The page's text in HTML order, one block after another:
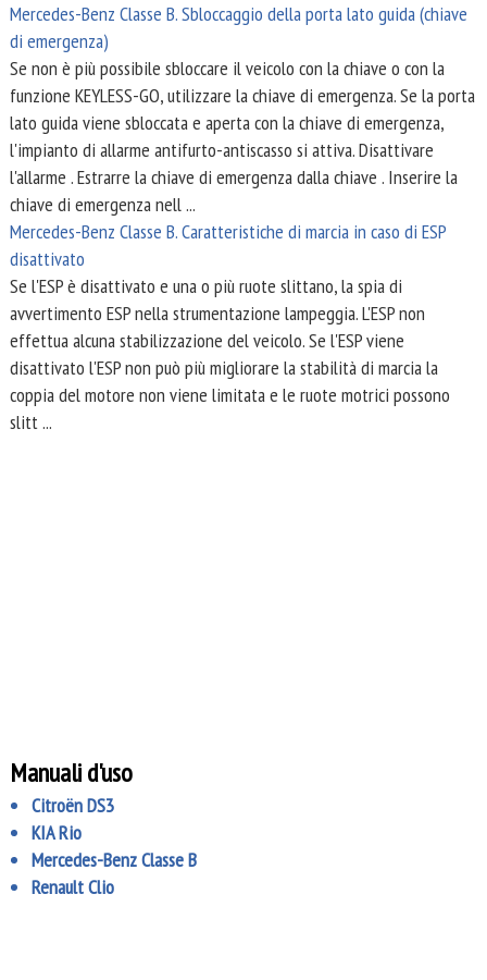
Mercedes-Benz Classe B. Sbloccaggio della porta lato guida (chiave
di emergenza)
Se non è più possibile sbloccare il veicolo con la chiave o con la
funzione KEYLESS-GO, utilizzare la chiave di emergenza. Se la porta
lato guida viene sbloccata e aperta con la chiave di emergenza,
l'impianto di allarme antifurto-antiscasso si attiva. Disattivare
l'allarme . Estrarre la chiave di emergenza dalla chiave . Inserire la
chiave di emergenza nell ...
Mercedes-Benz Classe B. Caratteristiche di marcia in caso di ESP
disattivato
Se l'ESP è disattivato e una o più ruote slittano, la spia di
avvertimento ESP nella strumentazione lampeggia. L'ESP non
effettua alcuna stabilizzazione del veicolo. Se l'ESP viene
disattivato l'ESP non può più migliorare la stabilità di marcia la
coppia del motore non viene limitata e le ruote motrici possono
slitt ...
Manuali d'uso
Citroën DS3
KIA Rio
Mercedes-Benz Classe B
Renault Clio